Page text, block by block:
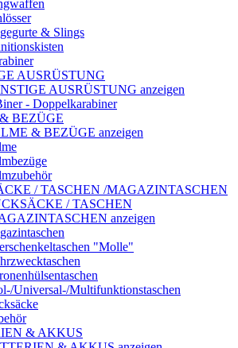
& Slings
AUSRÜSTUNG
AUSRÜSTUNG anzeigen
- Doppelkarabiner
BEZÜGE
& BEZÜGE anzeigen
/ TASCHEN /MAGAZINTASCHEN
/ TASCHEN
anzeigen
"Molle"
Universal-/Multifunktionstaschen
& AKKUS